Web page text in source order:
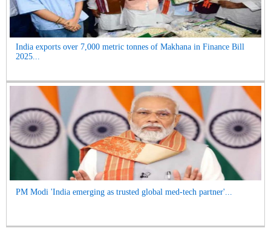
India exports over 7,000 metric tonnes of Makhana in Finance Bill
2025...
PM Modi 'India emerging as trusted global med-tech partner'...